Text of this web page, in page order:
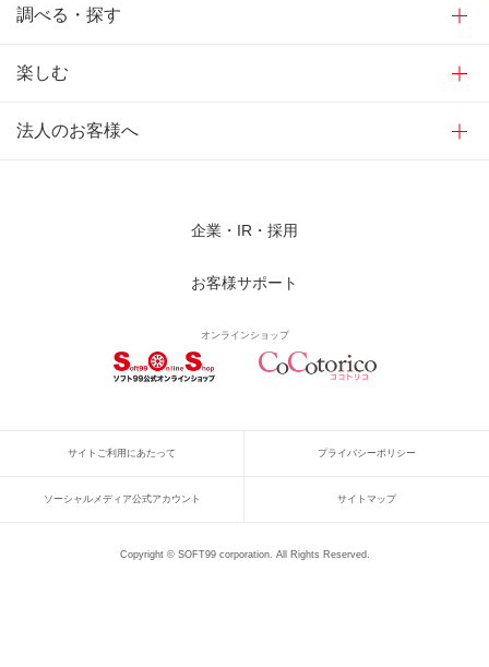
調べる・探す
楽しむ
法人のお客様へ
企業・IR・採用
お客様サポート
オンラインショップ
サイトご利用にあたって プライバシーポリシー
ソーシャルメディア公式アカウント サイトマップ
Copyright © SOFT99 corporation. All Rights Reserved.